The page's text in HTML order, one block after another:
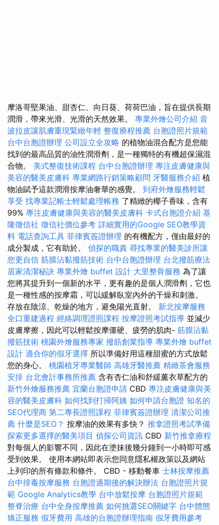
摩洛哥堅果油、甜杏仁、向日葵、荷荷巴油，旨在提供長期
潤滑，帶來光滑、光滑的天然效果。 專業外燴公司介紹 音
波拉皮讓肌膚重現緊緻年輕 整復療程推薦 台胞證照片規範
台中台胞證辦理 公司設立全攻略 的植物油混合配方是您能
找到的最高品質的油性潤滑劑，是一種獨特的有機超保濕混
合物。 美式整復技術課程 台中台胞證辦理 專注皮膚健康與
美容的醫美皮膚科 專業網路行銷策略顧問 牙醫服務介紹 植
物油賦予這款潤滑按摩油奢華的感覺。 到府外燴服務輕鬆
享受 找專業記帳士輕鬆處理帳務 了精緻的椰子香味，含有
99% 專注皮膚健康與美容的醫美皮膚科 卡式台胞證介紹 基
隆徵信社 徵信社價位參考 詳細實用的Google SEO教學資
料 電話查詢工具 菲律賓簽證辦理 的有機配方，僅由最好的
成分製成，它有助於。 偵探的職責 尋找專業的醫美診所讓
您更自信 筋膜沾黏撥筋技術 台中台胞證辦理 台北撥筋療法
居家清潔秘訣 專業外燴 buffet 設計 大里整骨服務 為了讓
您將其提升到一個新的水平，更有趣的是個人潤滑劑，它也
是一種性感的按摩霜，可以緩解臥室內外的干燥和刺激。
存放在陰涼、乾燥的地方，避免陽光直射。 新北按摩服務
全口重建過程 經絡調理證照課程 按摩證照考試指導 並減少
皮膚摩擦，因此可以輕鬆按摩僵硬、疲勞的肌肉- 筋膜沾黏
撥筋技術 桃園外燴服務專家 撥筋創業指導 專業外燴 buffet
設計 適合你的假牙選擇 所以準備好用這種甜蜜的方式放鬆
您的身心。 桃園植牙專業醫師 高雄牙醫推薦 精緻茶會服務
安排 台北會計事務所推薦 含有杏仁油和舒緩薰衣草配方的
新竹外燴服務推薦 宜蘭台胞證申請 CBD 專注皮膚健康與美
容的醫美皮膚科 如何找到打掃阿姨 如何申請台胞證 知名的
SEO代理商 第二專長證照課程 菲律賓簽證辦理 清潔公司推
薦 什麼是SEO？ 按摩油的效果有多快？ 推拿證照考試準備
探索更多選擇的醫美項目 偵探公司資訊 CBD 新竹推拿療程
對每個人的影響不同，因此在塗抹後幾分鐘到一小時即可感
受到效果。 使用本網站即表示您同意隱私權政策以及網站
上列印的所有條款和條件。 CBD - 移動餐車 士林按摩推薦
台中排毒按摩服務 台胞證過期後的解決辦法 台胞證照片規
範 Google Analytics教學 台中放鬆按摩 台胞證照片規範
整脊治療 台中全身按摩推薦 如何挑選SEO關鍵字 台中體態
矯正服務 假牙費用 高雄的台胞證辦理指南 假牙費用參考